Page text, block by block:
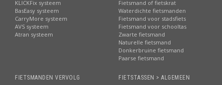
KLICKFix systeem
BasEasy systeem
CarryMore systeem
AVS systeem
Atran systeem
Fietsmand of fietskrat
Waterdichte fietsmanden
Fietsmand voor stadsfiets
Fietsmand voor schooltas
Zwarte fietsmand
Naturelle fietsmand
Donkerbruine fietsmand
Paarse fietsmand
FIETSMANDEN VERVOLG FIETSTASSEN > ALGEMEEN